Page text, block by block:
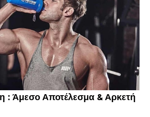
: Άμεσο Αποτέλεσμα & Αρκετή